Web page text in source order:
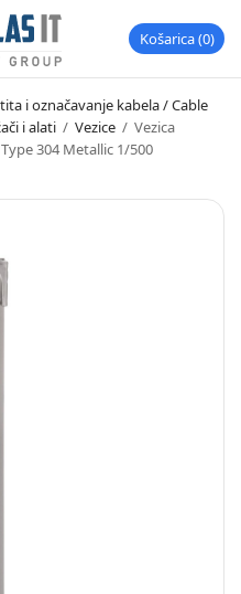
Košarica 0
i označavanje kabela / Cable
i alati / Vezice / Vezica
304 Metallic 1/500